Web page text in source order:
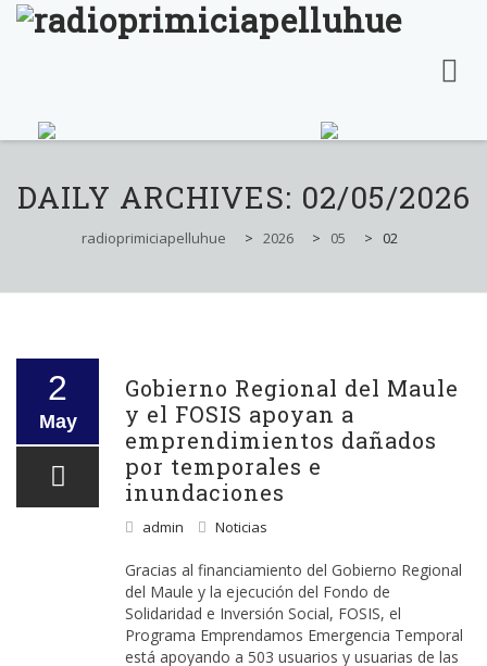
content
DAILY ARCHIVES: 02/05/2026
radioprimiciapelluhue > 2026 > 05 > 02
2
May
Gobierno Regional del Maule
y el FOSIS apoyan a
emprendimientos dañados
por temporales e
inundaciones
admin Noticias
Gracias al financiamiento del Gobierno Regional
del Maule y la ejecución del Fondo de
Solidaridad e Inversión Social, FOSIS, el
Programa Emprendamos Emergencia Temporal
está apoyando a 503 usuarios y usuarias de las